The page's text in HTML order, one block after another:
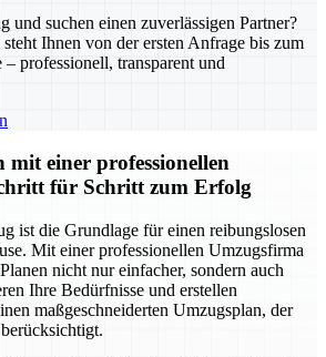
und suchen einen zuverlässigen Partner?
Ihnen von der ersten Anfrage bis zum
professionell, transparent und
einer professionellen
für Schritt zum Erfolg
ist die Grundlage für einen reibungslosen
Mit einer professionellen Umzugsfirma
nicht nur einfacher, sondern auch
Ihre Bedürfnisse und erstellen
maßgeschneiderten Umzugsplan, der